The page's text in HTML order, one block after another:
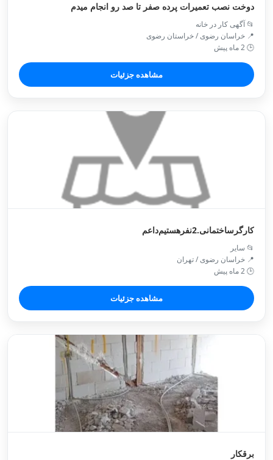
دوخت نصب تعمیرات پرده صفر تا صد رو انجام میدم
📂 آگهی کار در خانه
📍 خراسان رضوی / خراستان رضوی
🕒 2 ماه پیش
مشاهده جزئیات
کارگرساختمانی‌.2نفرهستیم‌داعم‌‌
📂 سایر
📍 خراسان رضوی / تهران
🕒 2 ماه پیش
مشاهده جزئیات
برقکار